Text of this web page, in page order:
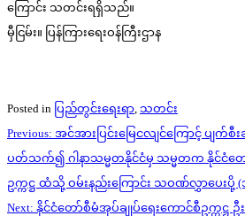
ကြောင်း သတင်းရရှိသည်။
မှီငြမ်း။ ပြန်ကြားရေးဝန်ကြီးဌာန
Posted in ပြည်တွင်းရေးရာ, သတင်း
Post
navigation
Previous: အင်အားပြင်းမြေငလျင်ကြောင့် ပျက်စီး
ပတ်သက်၍ ဂါနာသမ္မတနိုင်ငံမှ သမ္မတက နိုင်ငံတေ
ဥက္ကဋ္ဌ ထံသို့ ဝမ်းနည်းကြောင်း သဝဏ်လွှာပေးပို့ (
Next: နိုင်ငံတော်စီမံအုပ်ချုပ်ရေးကောင်စီဥက္ကဋ္ဌ